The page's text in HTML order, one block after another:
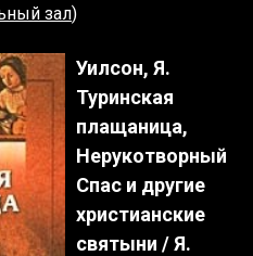
зал)
Уилсон, Я.
Туринская
плащаница,
Нерукотворный
Спас и другие
христианские
святыни / Я.